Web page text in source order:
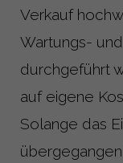
Verkauf
Wartungs-
durchgeführt
auf eigene
Solange das